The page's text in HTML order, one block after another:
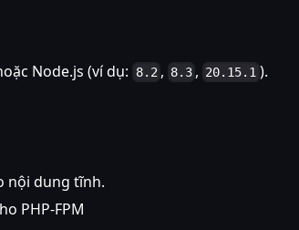
Node.js (ví dụ: 8.2 , 8.3 , 20.15.1 ).
nội dung tĩnh.
PHP-FPM